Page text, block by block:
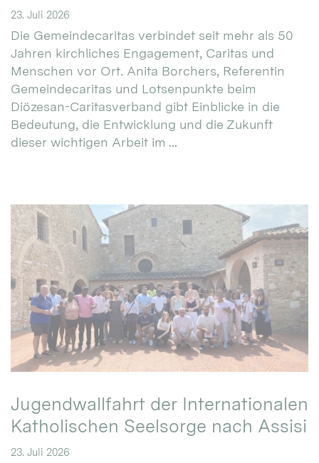
23. Juli 2026
Die Gemeindecaritas verbindet seit mehr als 50
Jahren kirchliches Engagement, Caritas und
Menschen vor Ort. Anita Borchers, Referentin
Gemeindecaritas und Lotsenpunkte beim
Diözesan-Caritasverband gibt Einblicke in die
Bedeutung, die Entwicklung und die Zukunft
dieser wichtigen Arbeit im ...
Jugendwallfahrt der Internationalen
Katholischen Seelsorge nach Assisi
23. Juli 2026